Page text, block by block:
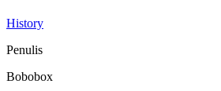
History
Penulis
Bobobox